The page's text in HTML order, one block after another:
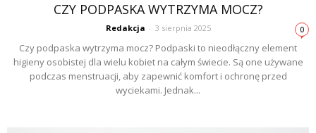
CZY PODPASKA WYTRZYMA MOCZ?
Redakcja - 3 sierpnia 2025 0
Czy podpaska wytrzyma mocz? Podpaski to nieodłączny element
higieny osobistej dla wielu kobiet na całym świecie. Są one używane
podczas menstruacji, aby zapewnić komfort i ochronę przed
wyciekami. Jednak...